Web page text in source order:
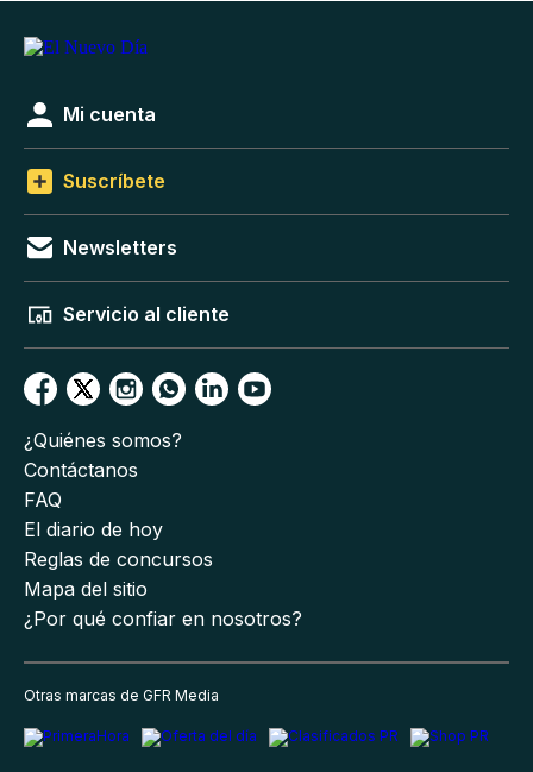
Mi cuenta
Suscríbete
Newsletters
Servicio al cliente
¿Quiénes somos?
Contáctanos
FAQ
El diario de hoy
Reglas de concursos
Mapa del sitio
¿Por qué confiar en nosotros?
Otras marcas de GFR Media